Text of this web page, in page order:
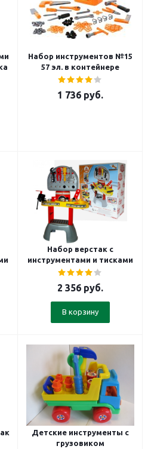
Набор инструментов №15
57 эл. в контейнере
1 736 руб.
Набор верстак с
инструментами и тисками
2 356 руб.
В корзину
Детские инструменты с
грузовиком